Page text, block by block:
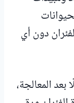
دون أي
المعالجة،